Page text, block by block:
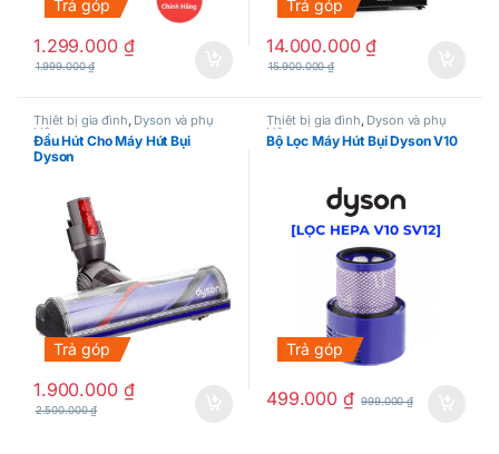
Trả góp
1.299.000 ₫
1.999.000₫
Trả góp
14.000.000₫
15.900.000₫
Thiết bị gia đình, Dyson và phụ
kiện
Đầu Hút Cho Máy Hút Bụi
Dyson
Trả góp
1.900.000 ₫
2.500.000₫
Thiết bị gia đình, Dyson và phụ
kiện
Bộ Lọc Máy Hút Bụi Dyson V10
Trả góp
499.000 ₫ 999.000₫